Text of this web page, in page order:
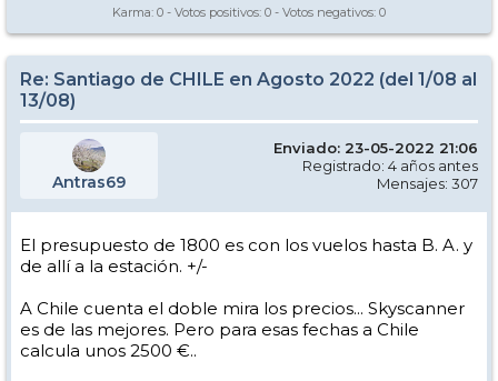
A parte el coste del vuelo es un 30-40 + miralo todo. FF, HOTELES,
etc.... No te encuentres. Sorpresa.
Karma: 0 - Votos positivos: 0 - Votos negativos: 0
Re: Santiago de CHILE en Agosto 2022 (del 1/08 al
13/08)
Antras69
Enviado: 23-05-2022 21:06
Registrado: 4 años antes
Mensajes: 307
El presupuesto de 1800 es con los vuelos hasta B. A. y
de allí a la estación. +/-
A Chile cuenta el doble mira los precios... Skyscanner
es de las mejores. Pero para esas fechas a Chile
calcula unos 2500 €..